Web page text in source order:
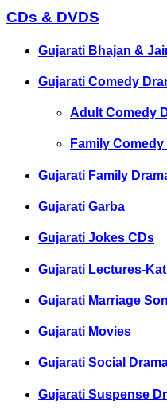
CDs & DVDS
Gujarati Bhajan &
Gujarati Comedy
Adult Comedy
Family Comedy
Gujarati Family
Gujarati Garba
Gujarati Jokes CDs
Gujarati Lectures-
Gujarati Marriage
Gujarati Movies
Gujarati Social
Gujarati Suspense